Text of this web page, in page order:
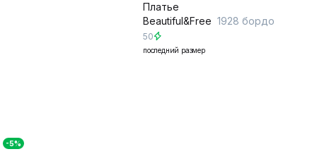
-5%
Платье
Beautiful&Free 1928 бордо
50
последний размер